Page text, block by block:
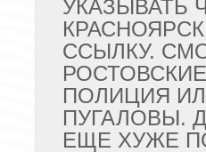
УКАЗЫВАТЬ
ССЫЛКУ.
ПОЛИЦИЯ
ПУГАЛОВЫ.
ЕЩЕ ХУЖЕ